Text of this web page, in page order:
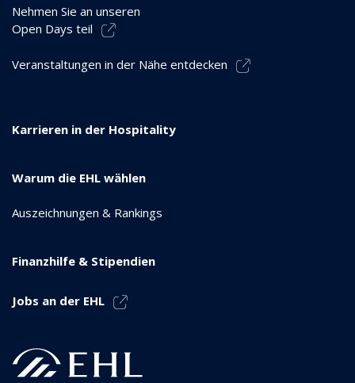
Nehmen Sie an unseren
Open Days teil
Veranstaltungen in der Nähe entdecken
Karrieren in der Hospitality
Warum die EHL wählen
Auszeichnungen & Rankings
Finanzhilfe & Stipendien
Jobs an der EHL